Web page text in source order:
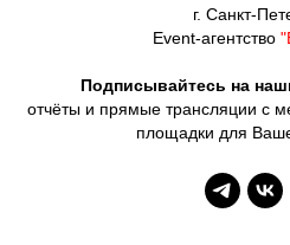
г. Санкт-
Event-агентство
Подписывайтесь на
отчёты и прямые трансляции с
площадки для